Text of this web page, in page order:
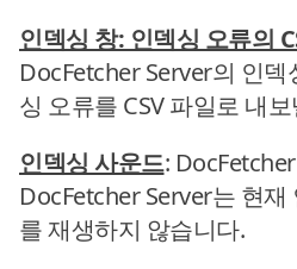
인덱싱 창: 인덱싱 오류의
DocFetcher Server의 인
싱 오류를 CSV 파일로 내
인덱싱 사운드:
DocFetcher Server는 현재
를 재생하지 않습니다.